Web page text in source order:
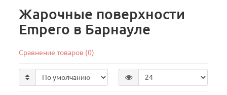
Жарочные поверхности
Empero в Барнауле
Сравнение товаров (0)